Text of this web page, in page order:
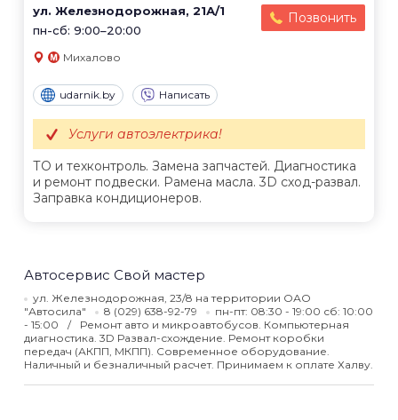
ул. Железнодорожная, 21А/1
пн-сб: 9:00–20:00
Позвонить
Михалово
udarnik.by Написать
ТО и техконтроль. Замена запчастей. Диагностика
и ремонт подвески. Pамена масла. 3D сход-развал.
Заправка кондиционеров.
Услуги автоэлектрика!
Автосервис Свой мастер
ул. Железнодорожная, 23/8 на территории ОАО
"Автосила"
8 (029) 638-92-79
пн-пт: 08:30 - 19:00 сб: 10:00
- 15:00
Ремонт авто и микроавтобусов. Компьютерная
диагностика. 3D Развал-схождение. Ремонт коробки
передач (АКПП, МКПП). Современное оборудование.
Наличный и безналичный расчет. Принимаем к оплате Халву.